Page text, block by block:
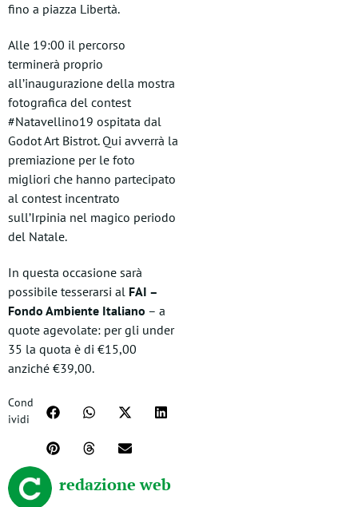
fino a piazza Libertà.
Alle 19:00 il percorso
terminerà proprio
all’inaugurazione della mostra
fotografica del contest
#Natavellino19 ospitata dal
Godot Art Bistrot. Qui avverrà la
premiazione per le foto
migliori che hanno partecipato
al contest incentrato
sull’Irpinia nel magico periodo
del Natale.
In questa occasione sarà
possibile tesserarsi al FAI –
Fondo Ambiente Italiano – a
quote agevolate: per gli under
35 la quota è di €15,00
anziché €39,00.
Cond
ividi
redazione web